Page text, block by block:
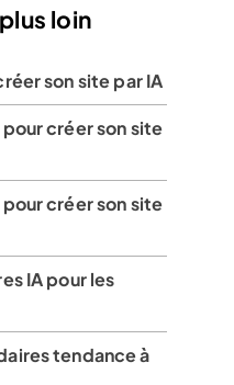
loin
son site par IA
créer son site
créer son site
IA pour les
tendance à